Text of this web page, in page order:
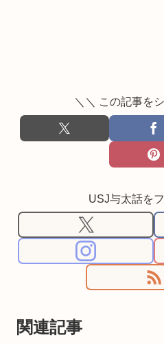
＼＼ この記事を
USJ与太話を
関連記事